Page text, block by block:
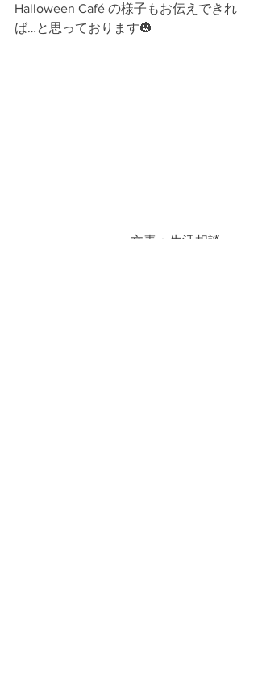
Halloween Café の様子もお伝えできれ
ば…と思っております🎃
文責：生活相談